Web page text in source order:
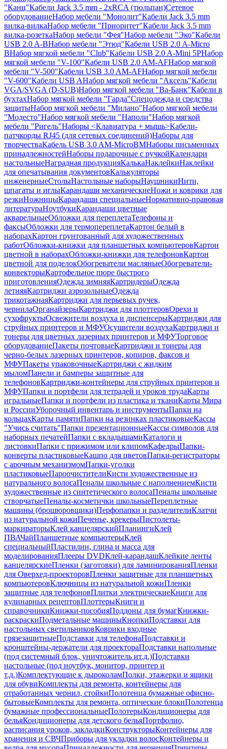
"Канц"Кабели Jack 3.5 mm - 2xRCA (тюльпан)Сетевое
оборудованиеНабор мебели "Монолит"Кабели Jack 3.5 mm
вилка-вилкаНабор мебели "Приоритет"Кабели Jack 3.5 mm
вилка-розеткаНабор мебели "Фея"Набор мебели "Эко"Кабели
USB 2.0 A-BНабор мебели "Этюд"Кабели USB 2.0 A-Micro
BНабор мягкой мебели "Club"Кабели USB 2.0 A-Mini 5PНабор
мягкой мебели "V-100"Кабели USB 2.0 AM-AFНабор мягкой
мебели "V-500"Кабели USB 3.0 AM-AFНабор мягкой мебели
"V-600"Кабели USB AНабор мягкой мебели "Аксель"Кабели
VGA/SVGA (D-SUB)Набор мягкой мебели "Ва-Банк"Кабели в
бухтахНабор мягкой мебели "Гарда"Спецодежда и средства
защитыНабор мягкой мебели "Милано"Набор мягкой мебели
"Модесто"Набор мягкой мебели "Наполи"Набор мягкой
мебели "Ригель"Наборы <Клавиатура + мышь>Кабели-
патчкорды RJ45 (для сетевых соединений)Наборы для
творчестваКабель USB 3.0 AM-MicroBMНаборы письменных
принадлежностейНаборы подарочные с ручкойКалендари
настольныеНаградная продукцияКалькаНаклейкиНаклейки
для опечатывания документовКалькуляторы
инженерныеСтолыНастольные наборыНаушникиНити,
шпагаты и иглыКарандаши механическиеНожи и коврики для
резкиНожницыКарандаши специальныеНормативно-правовая
литератураНоутбукиКарандаши цветные
акварельныеОбложки для переплетаТелефоны и
факсыОбложки для термопереплетаКартон белый в
наборахКартон грунтованный для художественных
работОбложки-книжки для планшетных компьютеровКартон
цветной в наборахОбложки-книжки для телефоновКартон
цветной для поделокОбогреватели масляныеОбогреватели-
конвекторыКартофельное пюре быстрого
приготовленияОдежда зимняяКартридерыОдежда
летняяКартриджи аэрозольныеОдежда
трикотажнаяКартриджи для перьевых ручек,
чернилаОрганайзерыКартриджи для плоттеровОрехи и
сухофруктыОсвежители воздуха и диспенсерыКартриджи для
струйных принтеров и МФУОсушители воздухаКартриджи и
тонеры для цветных лазерных принтеров и МФУТорговое
оборудованиеПакеты почтовыеКартриджи и тонеры для
черно-белых лазерных принтеров, копиров, факсов и
МФУПакеты упаковочныеКартриджи с жидким
мыломПанели и бамперы защитные для
телефоновКартриджи-контейнеры для струйных принтеров и
МФУПапки и портфели для тетрадей и уроков трудаКарты
игральныеПапки и портфели из пластика и тканиКарты Мира
и РоссииУборочный инвентарь и инструментыПапки на
кольцахКарты памятиПапки на резинках пластиковыеКассы
"Учись считать"Папки презентационныеКассы символов для
наборных печатейПапки с вкладышамиКаталоги и
листовкиПапки с прижимом или клипомКафедрыПапки-
конверты пластиковыеКашпо для цветовПапки-регистраторы
с арочным механизмомПапки-уголки
пластиковыеПароочистителиКисти художественные из
натурального волосаПеналы школьные с наполнениемКисти
художественные из синтетического волосаПеналы школьные
створчатыеПеналы-косметички школьныеПереплетные
машины (брошюровщики)Перфопапки и разделителиКлатчи
из натуральной кожиПеченье, крекерыПистолеты-
маркираторыКлей канцелярскийПланингиКлей
ПВАЧайПланшетные компьютерыКлей
специальныйПластилин, глина и масса для
моделированияПлееры DVDКлей-карандашКлейкие ленты
канцелярскиеПленки (заготовки) для ламинированияПленки
для Оверхед-проекторовПленки защитные для планшетных
компьютеровКлючницы из натуральной кожиПленки
защитные для телефоновПлитки электрическиеКниги для
кулинарных рецептовПлоттерыКниги и
справочникиКнижки-пособияПоддоны для бумагКнижки-
раскраскиПодметальные машиныКнопкиПодставки для
настольных светильниковКоврики входные
грязезащитныеПодставки для телефонаПодставки и
кронштейны-держатели для проектораПодставки напольные
(под системный блок, уничтожитель ит.д.)Подставки
настольные (под ноутбук, монитор, принтер и
т.д.)Комплектующие к дыроколамПолки, этажерки и ящики
для обувиКомплекты для ремонта, контейнеры для
отработанных чернил, стойкиПолотенца бумажные офисно-
бытовыеКомплекты для ремонта, оптические блокиПолотенца
бумажные профессиональныеПолотерыКондиционеры для
бельяКондиционеры для детского бельяПортфолио,
расписания уроков, закладкиКонструкторыКонтейнеры для
хранения и СВЧПриборы для укладки волосКонтейнеры и